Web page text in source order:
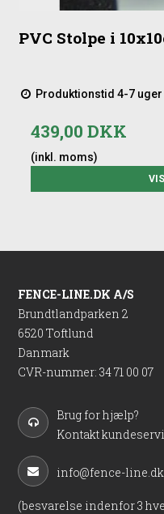
PVC Stolpe i
Produktionstid 4-7 uger
439,00 DKK
(inkl. moms)
FENCE-LINE.DK A/S
Brundtlandparken 2
6520 Toftlund
Danmark
CVR-nummer: 34 71 00 07
Brug for hjælp?
Kontakt
info@fence-line.dk
(besvarelse indenfor 3